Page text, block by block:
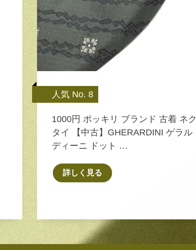
人気 No. 8
1000円 ポッキリ ブランド 古着 ネク
タイ 【中古】GHERARDINI ゲラル
ディーニ ドット …
詳しく見る